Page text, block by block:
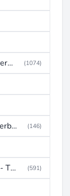
Refrigeración (heladeras, neveras, congeladores) (1074)
Tarjeta madre de PC - ( Motherboard ) (146)
Televideo (TV-VCR. TV-DVD- TV-DVD-VCR) (591)